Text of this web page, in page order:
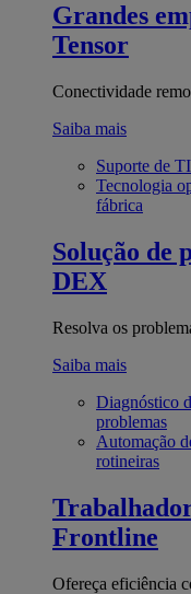
Grandes
Tensor
Conectividade
Saiba mais
Suporte de
Tecnologia
fábrica
Solução de
DEX
Resolva os
Saiba mais
Diagnóstico
problemas
Automação
rotineiras
Frontline
Ofereça eficiência